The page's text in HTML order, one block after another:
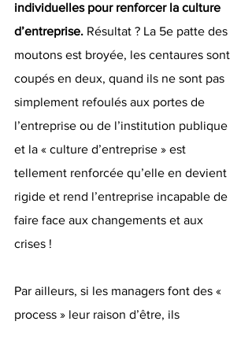
individuelles pour renforcer la culture
d’entreprise. Résultat ? La 5e patte des
moutons est broyée, les centaures sont
coupés en deux, quand ils ne sont pas
simplement refoulés aux portes de
l’entreprise ou de l’institution publique
et la « culture d’entreprise » est
tellement renforcée qu’elle en devient
rigide et rend l’entreprise incapable de
faire face aux changements et aux
crises !
Par ailleurs, si les managers font des «
process » leur raison d’être, ils